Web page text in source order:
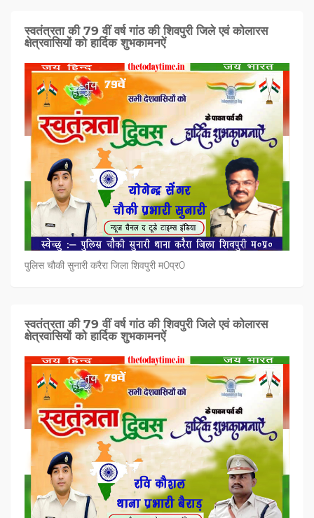
स्वतंत्रता की 79 वीं वर्ष गांठ की शिवपुरी जिले एवं कोलारस
क्षेत्रवासियों को हार्दिक शुभकामनऐं
पुलिस चौकी सुनारी करैरा जिला शिवपुरी म0प्र0
स्वतंत्रता की 79 वीं वर्ष गांठ की शिवपुरी जिले एवं कोलारस
क्षेत्रवासियों को हार्दिक शुभकामनऐं